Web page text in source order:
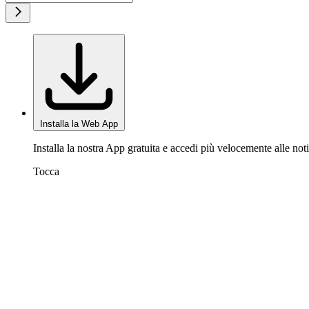
Installa la Web App
Installa la nostra App gratuita e accedi più velocemente alle
Tocca